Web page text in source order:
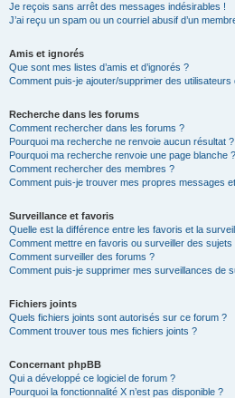
Je reçois sans arrêt des messages indésirables !
J’ai reçu un spam ou un courriel abusif d’un
Amis et ignorés
Que sont mes listes d’amis et d’ignorés ?
Comment puis-je ajouter/supprimer des utilisateurs
Recherche dans les forums
Comment rechercher dans les forums ?
Pourquoi ma recherche ne renvoie aucun résultat ?
Pourquoi ma recherche renvoie une page blanche
Comment rechercher des membres ?
Comment puis-je trouver mes propres messages
Surveillance et favoris
Quelle est la différence entre les favoris et la
Comment mettre en favoris ou surveiller des sujets
Comment surveiller des forums ?
Comment puis-je supprimer mes surveillances de
Fichiers joints
Quels fichiers joints sont autorisés sur ce forum ?
Comment trouver tous mes fichiers joints ?
Concernant phpBB
Qui a développé ce logiciel de forum ?
Pourquoi la fonctionnalité X n’est pas disponible ?